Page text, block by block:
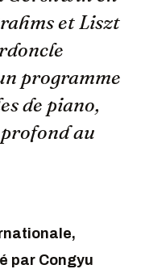
et Liszt
programme
de piano,
au
par Congyu